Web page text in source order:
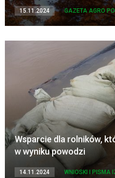
15.11.2024 GAZETA AGRO
Wsparcie dla rolników,
w wyniku powodzi
14.11.2024 WNIOSKI I PISMA